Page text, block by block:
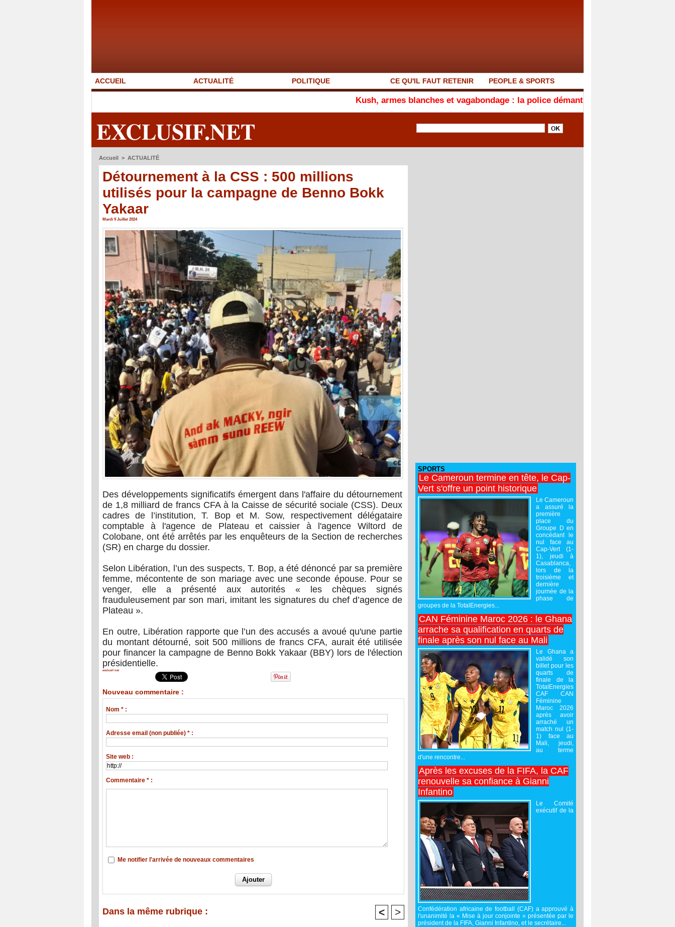
ACCUEIL ACTUALITÉ POLITIQUE CE QU'IL FAUT RETENIR PEOPLE & SPORTS
Kush, armes blanches et vagabondage : la police démantèle un foyer d'insécurité à la Médina
EXCLUSIF.NET
Accueil > ACTUALITÉ
Détournement à la CSS : 500 millions
utilisés pour la campagne de Benno Bokk
Yakaar
Mardi 9 Juillet 2024
Des développements significatifs émergent dans l'affaire du détournement
de 1,8 milliard de francs CFA à la Caisse de sécurité sociale (CSS). Deux
cadres de l’institution, T. Bop et M. Sow, respectivement délégataire
comptable à l'agence de Plateau et caissier à l'agence Wiltord de
Colobane, ont été arrêtés par les enquêteurs de la Section de recherches
(SR) en charge du dossier.
Selon Libération, l’un des suspects, T. Bop, a été dénoncé par sa première
femme, mécontente de son mariage avec une seconde épouse. Pour se
venger, elle a présenté aux autorités « les chèques signés
frauduleusement par son mari, imitant les signatures du chef d’agence de
Plateau ».
En outre, Libération rapporte que l’un des accusés a avoué qu'une partie
du montant détourné, soit 500 millions de francs CFA, aurait été utilisée
pour financer la campagne de Benno Bokk Yakaar (BBY) lors de l'élection
présidentielle.
exclusif net
Nouveau commentaire :
Nom * :
Adresse email (non publiée) * :
Site web :
Commentaire * :
Me notifier l'arrivée de nouveaux commentaires
Dans la même rubrique : < >
SPORTS
Le Cameroun termine en tête, le Cap-
Vert s'offre un point historique
Le Cameroun
a assuré la
première
place du
Groupe D en
concédant le
nul face au
Cap-Vert (1-
1), jeudi à
Casablanca,
lors de la
troisième et
dernière
journée de la
phase de
groupes de la TotalEnergies...
CAN Féminine Maroc 2026 : le Ghana
arrache sa qualification en quarts de
finale après son nul face au Mali
Le Ghana a
validé son
billet pour les
quarts de
finale de la
TotalEnergies
CAF CAN
Féminine
Maroc 2026
après avoir
arraché un
match nul (1-
1) face au
Mali, jeudi,
au terme
d'une rencontre...
Après les excuses de la FIFA, la CAF
renouvelle sa confiance à Gianni
Infantino
Le Comité
exécutif de la
Confédération africaine de football (CAF) a approuvé à
l'unanimité la « Mise à jour conjointe » présentée par le
président de la FIFA, Gianni Infantino, et le secrétaire...